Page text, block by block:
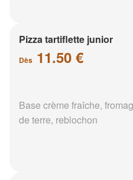
Pizza tartiflette junior
Dès 11.50 €
Base crème fraîche,
de terre, reblochon